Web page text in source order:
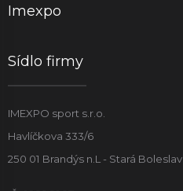
Imexpo
Sídlo firmy
IMEXPO sport s.r.o.
Havlíčkova 333/6
250 01 Brandýs n.L - Stará Boleslav